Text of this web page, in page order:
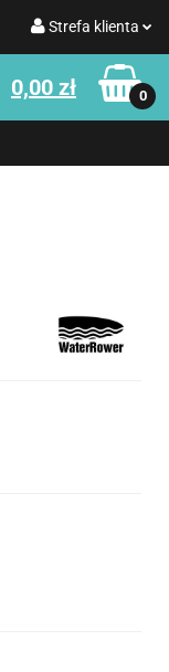
Strefa klienta
Zaloguj się
0,00 zł 0